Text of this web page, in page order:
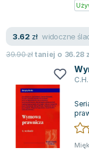
3.62 zł widoczne
39.90złtaniej o 36.28